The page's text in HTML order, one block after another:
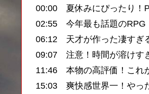
00:00 夏休みにぴったり！
02:55 今年最も話題のRPG
06:12 天才が作った凄すぎ
09:07 注意！時間が溶けす
11:46 本物の高評価！これ
15:03 爽快感世界一！やっ